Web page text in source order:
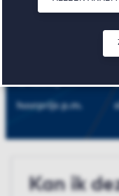
Park Seminarie
huurprijs p.m.
Kan ik